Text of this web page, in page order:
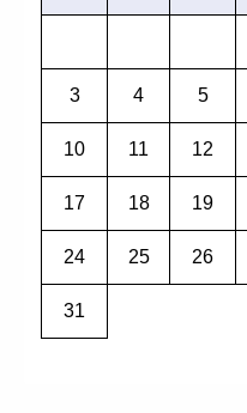
3 4 5
10 11 12
17 18 19
24 25 26
31